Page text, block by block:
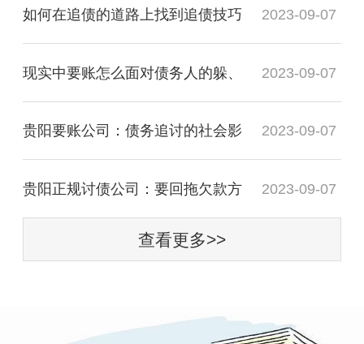
如何在追债的道路上找到追债技巧 2023-09-07
现实中要账怎么面对债务人的躲、 2023-09-07
贵阳要账公司：债务追讨的社会影 2023-09-07
贵阳正规讨债公司：要回拖欠款方 2023-09-07
查看更多>>